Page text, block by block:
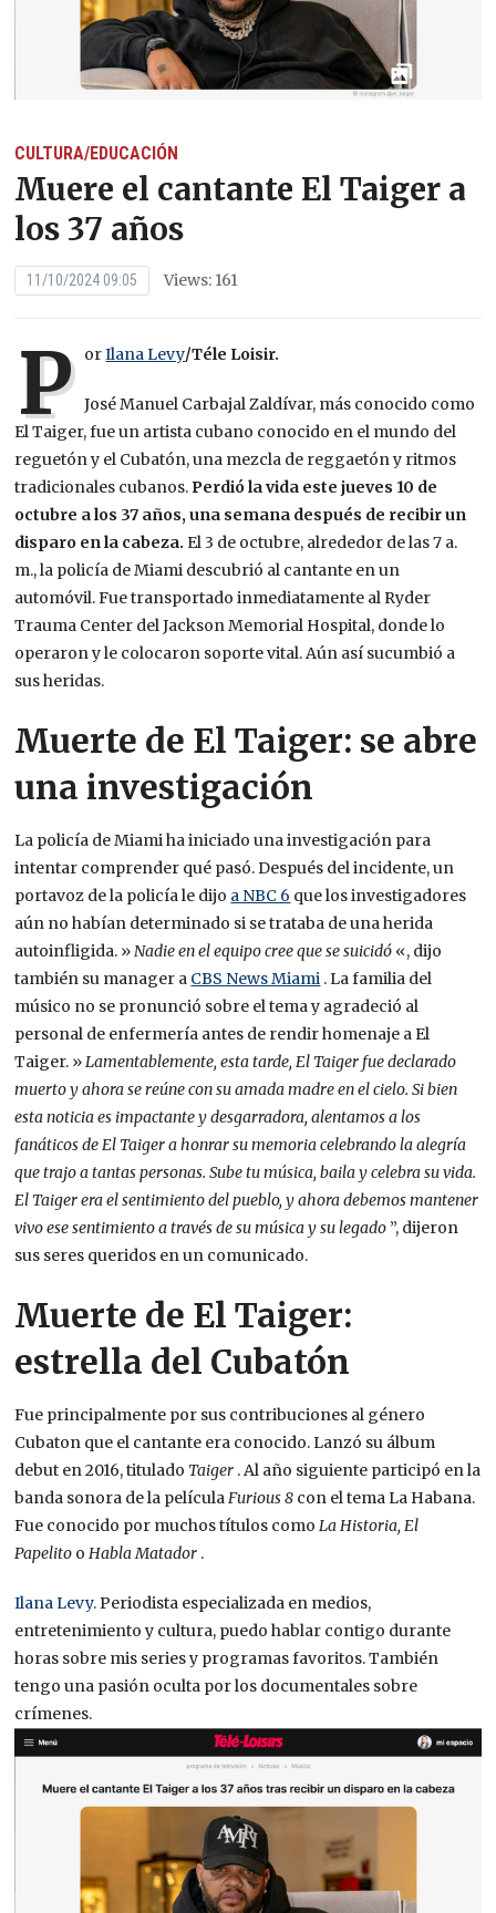
CULTURA/EDUCACIÓN
Muere el cantante El Taiger a
los 37 años
11/10/2024 09:05 Views: 161
P orIlana Levy/Téle Loisir.
José Manuel Carbajal Zaldívar, más conocido como
El Taiger, fue un artista cubano conocido en el mundo del
reguetón y el Cubatón, una mezcla de reggaetón y ritmos
tradicionales cubanos. Perdió la vida este jueves 10 de
octubre a los 37 años, una semana después de recibir un
disparo en la cabeza. El 3 de octubre, alrededor de las 7 a.
m., la policía de Miami descubrió al cantante en un
automóvil. Fue transportado inmediatamente al Ryder
Trauma Center del Jackson Memorial Hospital, donde lo
operaron y le colocaron soporte vital. Aún así sucumbió a
sus heridas.
Muerte de El Taiger: se abre
una investigación
La policía de Miami ha iniciado una investigación para
intentar comprender qué pasó. Después del incidente, un
portavoz de la policía le dijo a NBC 6 que los investigadores
aún no habían determinado si se trataba de una herida
autoinfligida. »Nadie en el equipo cree que se suicidó «, dijo
también su manager a CBS News Miami . La familia del
músico no se pronunció sobre el tema y agradeció al
personal de enfermería antes de rendir homenaje a El
Taiger. »Lamentablemente, esta tarde, El Taiger fue declarado
muerto y ahora se reúne con su amada madre en el cielo. Si bien
esta noticia es impactante y desgarradora, alentamos a los
fanáticos de El Taiger a honrar su memoria celebrando la alegría
que trajo a tantas personas. Sube tu música, baila y celebra su vida.
El Taiger era el sentimiento del pueblo, y ahora debemos mantener
vivo ese sentimiento a través de su música y su legado ”, dijeron
sus seres queridos en un comunicado.
Muerte de El Taiger:
estrella del Cubatón
Fue principalmente por sus contribuciones al género
Cubaton que el cantante era conocido. Lanzó su álbum
debut en 2016, titulado Taiger . Al año siguiente participó en la
banda sonora de la películaFurious 8 con el tema La Habana.
Fue conocido por muchos títulos comoLa Historia, El
Papelito oHabla Matador .
Ilana Levy.Periodista especializada en medios,
entretenimiento y cultura, puedo hablar contigo durante
horas sobre mis series y programas favoritos. También
tengo una pasión oculta por los documentales sobre
crímenes.